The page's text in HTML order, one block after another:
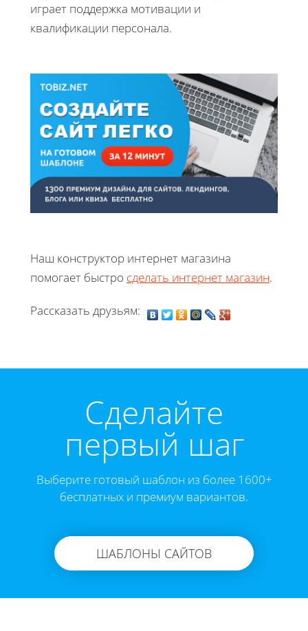
играет поддержка мотивации и
квалификации персонала.
Наш конструктор интернет магазина
помогает быстро сделать интернет магазин.
Рассказать друзьям:
Cделайте
первый шаг
Выберите готовый шаблон из более 1600+
бесплатных и премиум вариантов.
ШАБЛОНЫ САЙТОВ